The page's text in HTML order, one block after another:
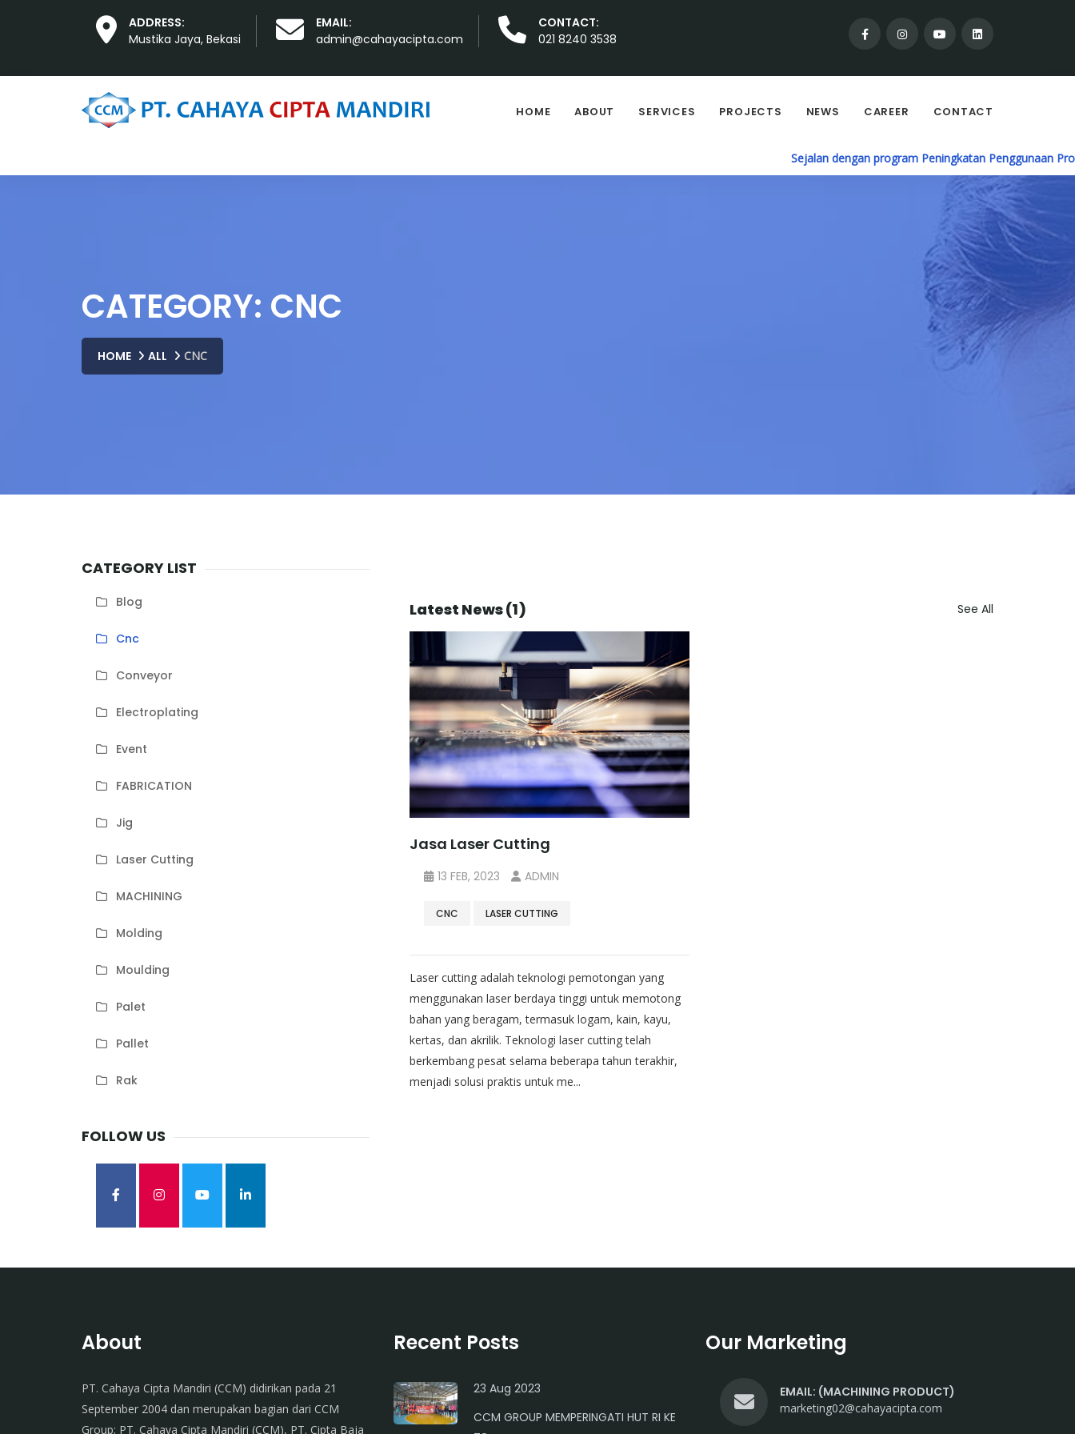
ADDRESS:
Mustika Jaya, Bekasi
EMAIL:
admin@cahayacipta.com
CONTACT:
021 8240 3538
HOME ABOUT SERVICES PROJECTS NEWS CAREER CONTACT
Sejalan dengan program Peningkatan Penggunaan
CATEGORY: CNC
HOME ALL CNC
Latest News (1) See All
Jasa Laser Cutting
13 FEB, 2023 ADMIN
CNC LASER CUTTING
Laser cutting adalah teknologi pemotongan yang
menggunakan laser berdaya tinggi untuk memotong
bahan yang beragam, termasuk logam, kain, kayu,
kertas, dan akrilik. Teknologi laser cutting telah
berkembang pesat selama beberapa tahun terakhir,
menjadi solusi praktis untuk me...
CATEGORY LIST
Blog
Cnc
Conveyor
Electroplating
Event
FABRICATION
Jig
Laser Cutting
MACHINING
Molding
Moulding
Palet
Pallet
Rak
FOLLOW US
About
PT. Cahaya Cipta Mandiri (CCM) didirikan pada 21
September 2004 dan merupakan bagian dari CCM
Group; PT. Cahaya Cipta Mandiri (CCM), PT. Cipta Baja
Recent Posts
23 Aug 2023
CCM GROUP MEMPERINGATI HUT RI KE
Our Marketing
EMAIL: (MACHINING PRODUCT)
marketing02@cahayacipta.com